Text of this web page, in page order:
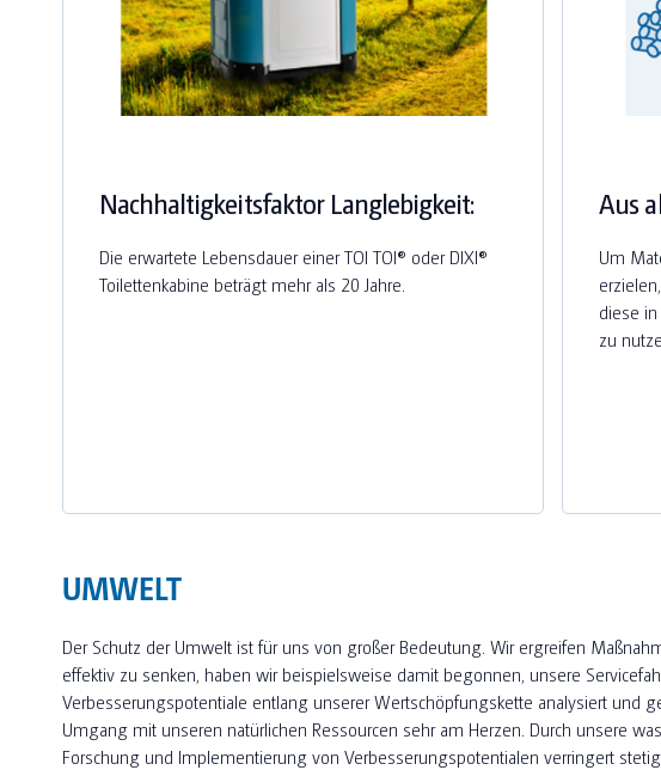
Nachhaltigkeitsfaktor Langlebigkeit:
Die erwartete Lebensdauer einer TOI TOI® oder DIXI®
Toilettenkabine beträgt mehr als 20 Jahre.
Aus
Um
diese
zu
UMWELT
Der Schutz der Umwelt ist für uns von großer Bedeutung. Wir ergreifen
effektiv zu senken, haben wir beispielsweise damit begonnen, unsere
Verbesserungspotentiale entlang unserer Wertschöpfungskette analysiert und
Umgang mit unseren natürlichen Ressourcen sehr am Herzen. Durch unsere
Forschung und Implementierung von Verbesserungspotentialen verringert